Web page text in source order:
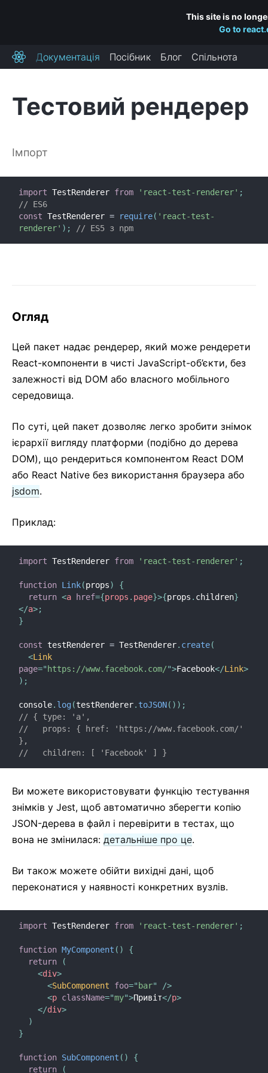
This site is no
Go to
ReactДокументація Посібник Блог Спільнота
Тестовий рендерер
Імпорт
import TestRenderer from 'react-test-renderer' ;
// ES6
const TestRenderer = require( 'react-test-
renderer' ) ; // ES5 з npm
Огляд
Цей пакет надає рендерер, який може рендерети
React-компоненти в чисті JavaScript-об’єкти, без
залежності від DOM або власного мобільного
середовища.
По суті, цей пакет дозволяє легко зробити знімок
ієрархії вигляду платформи (подібно до дерева
DOM), що рендериться компонентом React DOM
або React Native без використання браузера або
jsdom.
Приклад:
import TestRenderer from 'react-test-renderer' ;
function Link(props)
{
return <a href={props . page}>{props . children}
</a>;
}
const testRenderer = TestRenderer. create(
<Link
page=" https://www.facebook.com/">Facebook</Link>
) ;
console. log(testRenderer. toJSON( ) ) ;
// { type: 'a',
//   props: { href: 'https://www.facebook.com/'
},
//   children: [ 'Facebook' ] }
Ви можете використовувати функцію тестування
знімків у Jest, щоб автоматично зберегти копію
JSON-дерева в файл і перевірити в тестах, що
вона не змінилася: детальніше про це.
Ви також можете обійти вихідні дані, щоб
переконатися у наявності конкретних вузлів.
import TestRenderer from 'react-test-renderer' ;
function MyComponent ( )
{
return
(
<div>
<SubComponent foo=" bar"
/>
<p className="my">Привіт</p>
</div>
)
}
function SubComponent ( )
{
return
(
ВСТАНОВЛЕННЯ
Додаємо React до вашого сайту
Посилання на CDN
ОСНОВНІ ПОНЯТТЯ
1. Привіт, світе
5. Стан та життєвий цикл
7. Умовний рендеринг
8. Списки та ключі
9. Форми
10. Підйом стану
12. Філософія React
ПРОСУНУТІ ТЕМИ
Доступність контенту
Контекст
Перенаправлення рефів
Компоненти вищого порядку
Взаємодія зі сторонніми бібліотеками
JSX в деталях
Оптимізація продуктивності
Портали
Профайлер
React без JSX
Узгодження
Рефи та DOM
Рендер-пропси
Перевірка типів за допомогою PropTypes
Неконтрольовані компоненти
React.Component
ReactDOMClient
ReactDOMServer
DOM-елементи
SyntheticEvent
Тестові утиліти
Вимоги до середовища JavaScript